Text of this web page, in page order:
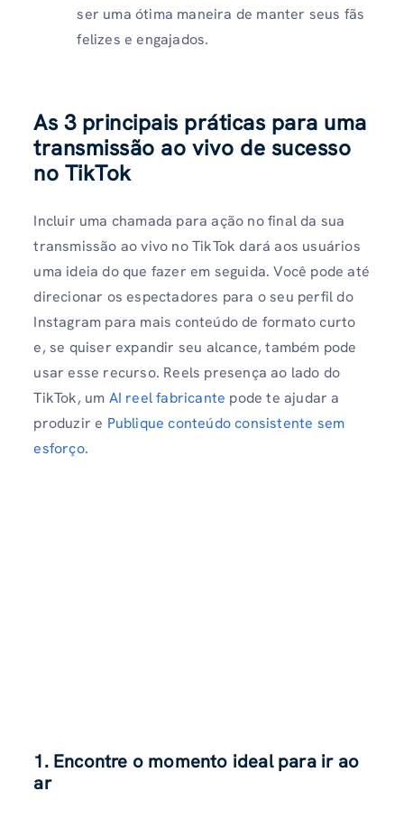
ser uma ótima maneira de manter seus fãs
felizes e engajados.
As 3 principais práticas para uma
transmissão ao vivo de sucesso
no TikTok
Incluir uma chamada para ação no final da sua
transmissão ao vivo no TikTok dará aos usuários
uma ideia do que fazer em seguida. Você pode até
direcionar os espectadores para o seu perfil do
Instagram para mais conteúdo de formato curto
e, se quiser expandir seu alcance, também pode
usar esse recurso. Reels presença ao lado do
TikTok, um AI reel fabricante pode te ajudar a
produzir e Publique conteúdo consistente sem
esforço.
1. Encontre o momento ideal para ir ao
ar